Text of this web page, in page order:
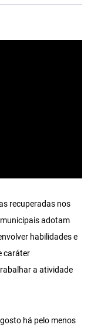
recuperadas nos
adotam
habilidades e
caráter
a atividade
há pelo menos